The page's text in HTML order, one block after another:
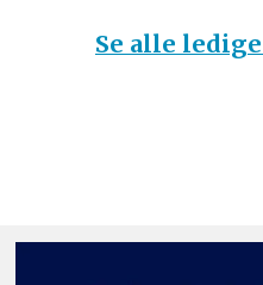
Se alle